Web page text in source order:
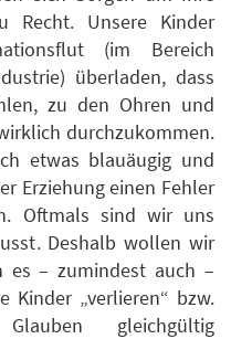
Recht. Unsere Kinder
(im Bereich
überladen, dass
zu den Ohren und
durchzukommen.
etwas blauäugig und
Erziehung einen Fehler
Oftmals sind wir uns
Deshalb wollen wir
es – zumindest auch –
Kinder „verlieren“ bzw.
gleichgültig